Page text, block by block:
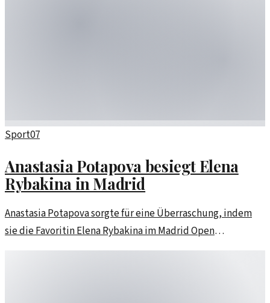
Sport07
Anastasia Potapova besiegt Elena
Rybakina in Madrid
Anastasia Potapova sorgte für eine Überraschung, indem
sie die Favoritin Elena Rybakina im Madrid Open
Viertelfinale besiegte. Ein spannendes Match mit